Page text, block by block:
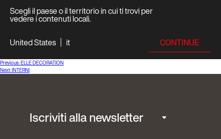
Scegli il paese o il territorio in cui ti trovi per
vedere i contenuti locali.
United States
it CONTINUE
Navigazione
articoli
Previous:ELLE DECORATION
Next:INTERNI
Iscriviti alla newsletter